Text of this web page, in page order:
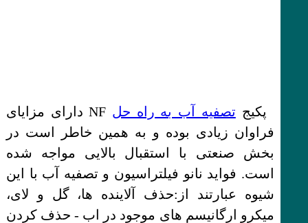
پکیج تصفیه آب به راه حل
NF دارای مزایای
فراوان زیادی بوده و به همین خاطر است در
بخش صنعتی با استقبال بالایی مواجه شده
است. فواید نانو فیلتراسیون و تصفیه آب با این
شیوه عبارتند از:حذف آلاینده ها، گل و لای،
میکرو ارگانیسم های موجود در اب - حذف کردن